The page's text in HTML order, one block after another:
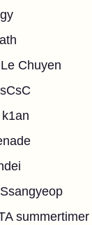
Chuyen
summertimer